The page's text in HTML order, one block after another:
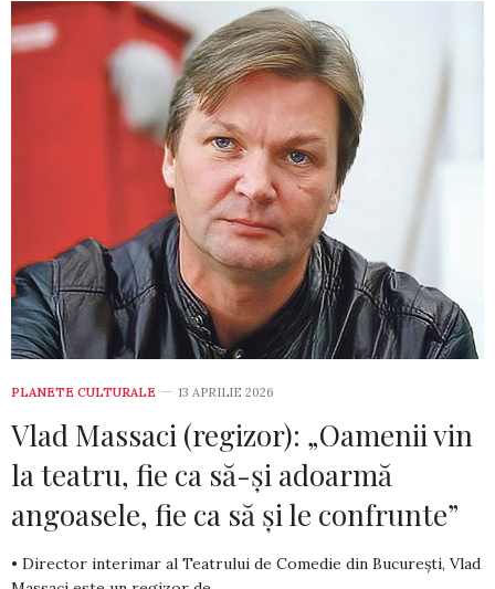
PLANETE CULTURALE 13 APRILIE 2026
Vlad Massaci (regizor): „Oamenii vin
la teatru, fie ca să-și adoarmă
angoasele, fie ca să și le confrunte”
• Director interimar al Teatrului de Comedie din București, Vlad